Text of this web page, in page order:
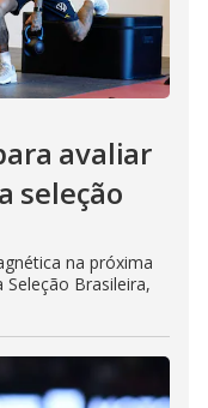
avaliar
seleção
na próxima
Brasileira,